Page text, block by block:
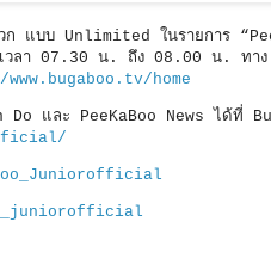
บวก แบบ Unlimited ในรายการ
ลา 07.30 น. ถึง 08.00 น. ทาง
home
Do และ PeeKaBoo News ได้ที่